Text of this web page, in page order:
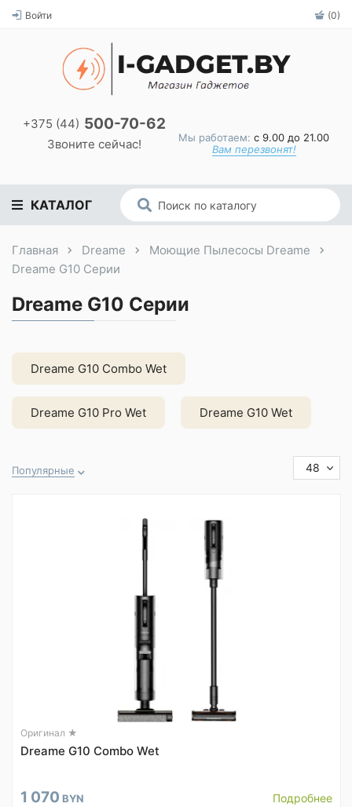
Войти (0)
+375 (44) 500-70-62
Звоните сейчас! Мы работаем: с 9.00 до 21.00
Вам перезвонят!
КАТАЛОГ
Главная Dreame
Моющие Пылесосы Dreame
Dreame G10 Серии
Dreame G10 Серии
Dreame G10 Combo Wet
Dreame G10 Pro Wet Dreame G10 Wet
Популярные 48
Оригинал ★
Dreame G10 Combo Wet
1 070 BYN Подробнее